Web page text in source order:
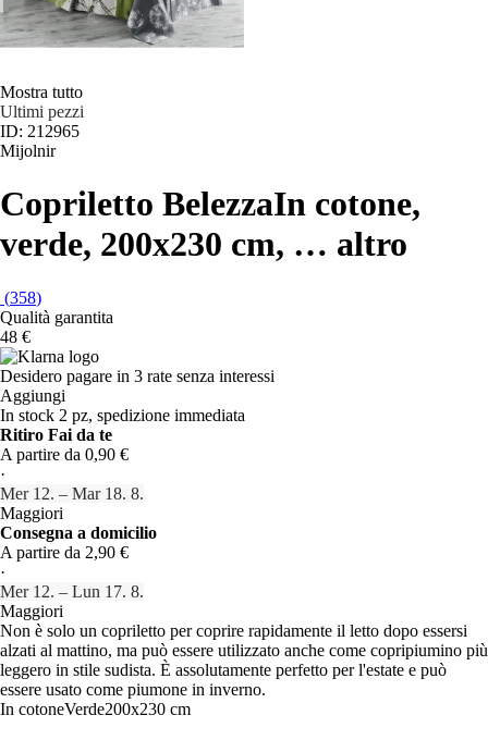
Mostra tutto
Ultimi pezzi
ID: 212965
Mijolnir
Copriletto BelezzaIn cotone,
verde, 200x230 cm, … altro
(358)
Qualità garantita
48 €
Desidero pagare in 3 rate senza interessi
Aggiungi
In stock 2 pz, spedizione immediata
Ritiro Fai da te
A partire da 0,90 €
·
Mer 12. – Mar 18. 8.
Maggiori
Consegna a domicilio
A partire da 2,90 €
·
Mer 12. – Lun 17. 8.
Maggiori
Non è solo un copriletto per coprire rapidamente il letto dopo essersi
alzati al mattino, ma può essere utilizzato anche come copripiumino più
leggero in stile sudista. È assolutamente perfetto per l'estate e può
essere usato come piumone in inverno.
In cotoneVerde200x230 cm